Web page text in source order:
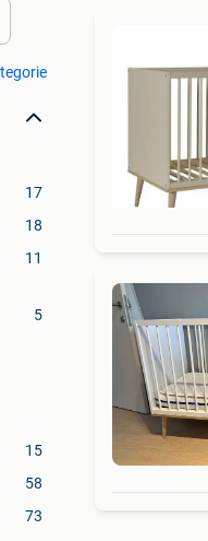
17
18
11
5
15
58
73